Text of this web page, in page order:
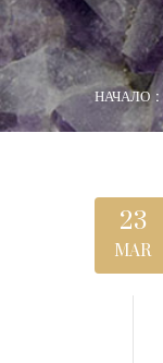
НАЧАЛО
23
MAR